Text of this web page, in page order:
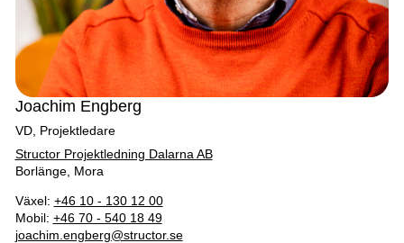
Joachim Engberg
VD, Projektledare
Structor Projektledning Dalarna AB
Borlänge, Mora
Växel: +46 10 - 130 12 00
Mobil: +46 70 - 540 18 49
joachim.engberg@structor.se